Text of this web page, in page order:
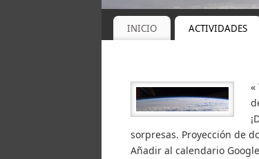
INICIO ACTIVIDADES
«
sorpresas. Proyección de
Añadir al calendario